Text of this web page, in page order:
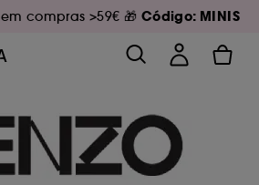
em compras >59€ 🎁 Código: MINIS